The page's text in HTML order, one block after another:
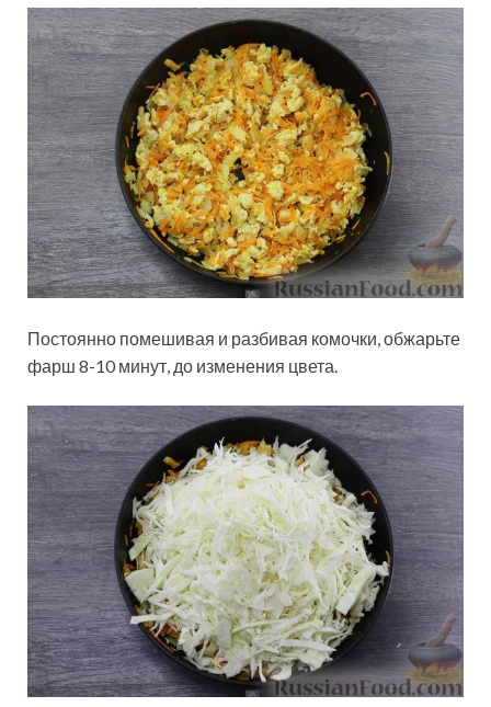
Постоянно помешивая и разбивая комочки, обжарьте
фарш 8-10 минут, до изменения цвета.